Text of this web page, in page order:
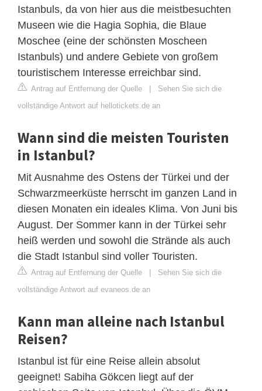
Istanbuls, da von hier aus die meistbesuchten
Museen wie die Hagia Sophia, die Blaue
Moschee (eine der schönsten Moscheen
Istanbuls) und andere Gebiete von großem
touristischem Interesse erreichbar sind.
Antrag auf Entfernung der Quelle | Sehen Sie sich die
vollständige Antwort auf hellotickets.de an
Wann sind die meisten Touristen
in Istanbul?
Mit Ausnahme des Ostens der Türkei und der
Schwarzmeerküste herrscht im ganzen Land in
diesen Monaten ein ideales Klima. Von Juni bis
August. Der Sommer kann in der Türkei sehr
heiß werden und sowohl die Strände als auch
die Stadt Istanbul sind voller Touristen.
Antrag auf Entfernung der Quelle | Sehen Sie sich die
vollständige Antwort auf evaneos.de an
Kann man alleine nach Istanbul
Reisen?
Istanbul ist für eine Reise allein absolut
geeignet! Sabiha Gökcen liegt auf der